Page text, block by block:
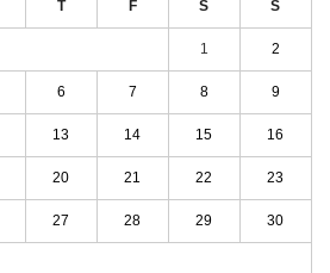
T F S S
1 2
6 7 8 9
13 14 15 16
20 21 22 23
27 28 29 30